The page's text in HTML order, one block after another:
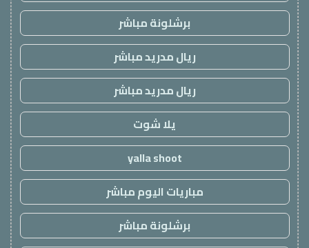
برشلونة مباشر
ريال مدريد مباشر
ريال مدريد مباشر
يلا شوت
yalla shoot
مباريات اليوم مباشر
برشلونة مباشر